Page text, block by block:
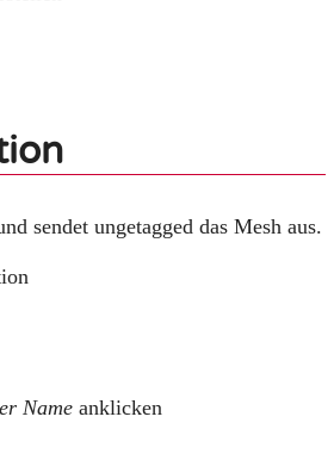
sendet ungetagged das Mesh aus.
Name anklicken